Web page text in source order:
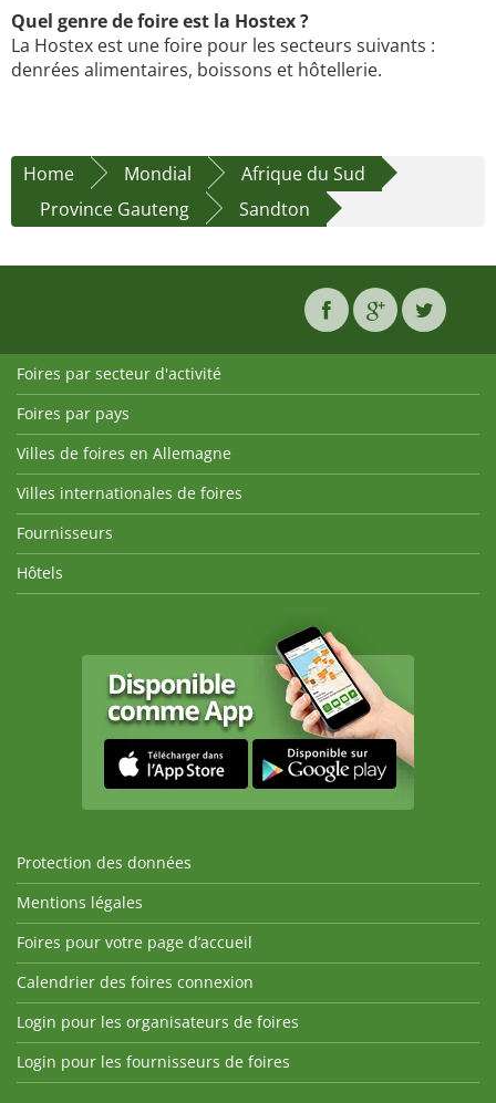
Quel genre de foire est la Hostex ?
La Hostex est une foire pour les secteurs suivants :
denrées alimentaires, boissons et hôtellerie.
Home Mondial
Afrique du Sud
Province Gauteng
Sandton
Foires par secteur d'activité
Foires par pays
Villes de foires en Allemagne
Villes internationales de foires
Fournisseurs
Hôtels
Protection des données
Mentions légales
Foires pour votre page d’accueil
Calendrier des foires connexion
Login pour les organisateurs de foires
Login pour les fournisseurs de foires